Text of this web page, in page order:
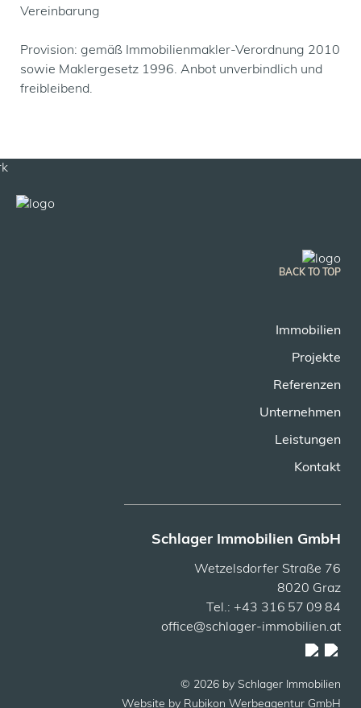
Vereinbarung
Provision: gemäß Immobilienmakler-Verordnung 2010
sowie Maklergesetz 1996. Anbot unverbindlich und
freibleibend.
BACK TO TOP
Schlager Immobilien GmbH
Wetzelsdorfer Straße 76
8020 Graz
Tel.: +43 316 57 09 84
office@schlager-immobilien.at
Immobilien
Projekte
Referenzen
Unternehmen
Leistungen
Kontakt
© 2026 by Schlager Immobilien
Website by Rubikon Werbeagentur GmbH